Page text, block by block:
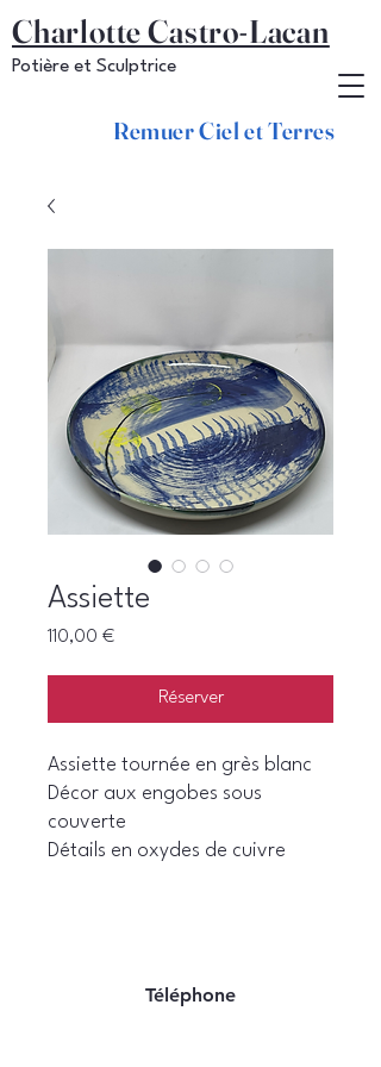
Remuer Ciel et Terres
Potière et Sculptrice
Charlotte Castro-Lacan
Assiette
110,00 €Prix
Réserver
Assiette tournée en grès blanc
Décor aux engobes sous
couverte
Détails en oxydes de cuivre
Téléphone